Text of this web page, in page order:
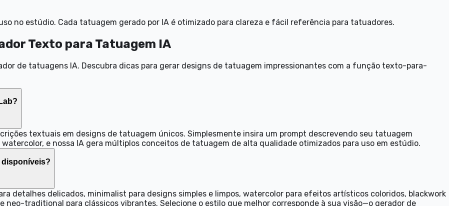
no estúdio. Cada tatuagem gerado por IA é otimizado para clareza e fácil referência para tatuadores.
Texto para Tatuagem IA
de tatuagens IA. Descubra dicas para gerar designs de tatuagem impressionantes com a função texto-para-
textuais em designs de tatuagem únicos. Simplesmente insira um prompt descrevendo seu tatuagem
e nossa IA gera múltiplos conceitos de tatuagem de alta qualidade otimizados para uso em estúdio.
disponíveis?
detalhes delicados, minimalist para designs simples e limpos, watercolor para efeitos artísticos coloridos, blackwork
neo-traditional para clássicos vibrantes. Selecione o estilo que melhor corresponde à sua visão—o gerador de